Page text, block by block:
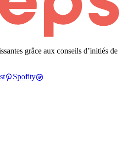
grâce aux conseils d’initiés de
Spofity